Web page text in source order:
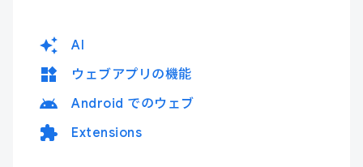
auto_awesome AI
widgets ウェブアプリの機能
android Android でのウェブ
extension Extensions